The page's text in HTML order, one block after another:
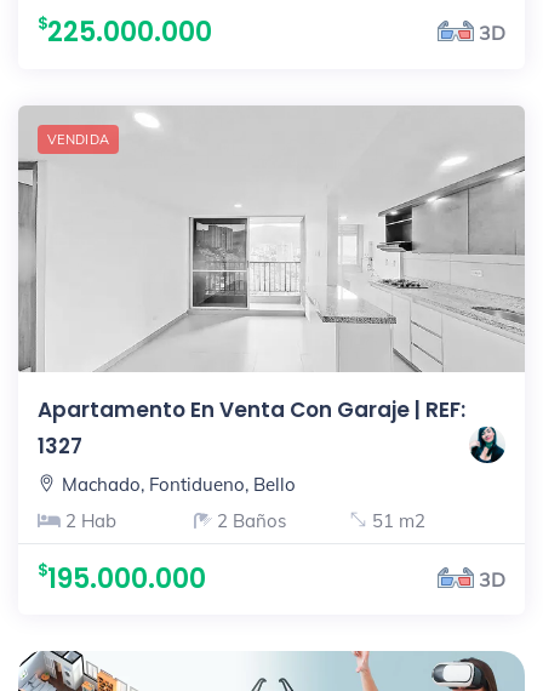
225.000.000 3D
VENDIDA
Apartamento En Venta Con Garaje | REF:
1327
Machado, Fontidueno, Bello
2 Hab
2 Baños 51 m2
195.000.000 3D